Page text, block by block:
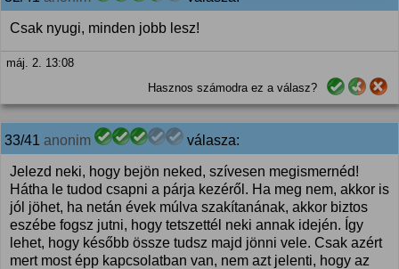
Csak nyugi, minden jobb lesz!
máj. 2. 13:08
Hasznos számodra ez a válasz?
33/41 anonim válasza:
Jelezd neki, hogy bejön neked, szívesen megismernéd!
Hátha le tudod csapni a párja kezéről. Ha meg nem, akkor is
jól jöhet, ha netán évek múlva szakítanának, akkor biztos
eszébe fogsz jutni, hogy tetszettél neki annak idején. Így
lehet, hogy később össze tudsz majd jönni vele. Csak azért
mert most épp kapcsolatban van, nem azt jelenti, hogy az